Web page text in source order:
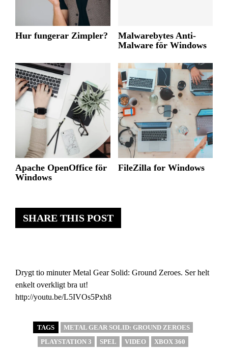
SHARE THIS POST
Drygt tio minuter Metal Gear Solid: Ground Zeroes. Ser helt
enkelt overkligt bra ut!
http://youtu.be/L5IVOs5Pxh8
TAGS
METAL GEAR SOLID: GROUND ZEROES
PLAYSTATION 3
SPEL VIDEO XBOX 360
Hur fungerar Zimpler?
Malwarebytes Anti-
Malware för Windows
Apache OpenOffice för
Windows
FileZilla for Windows